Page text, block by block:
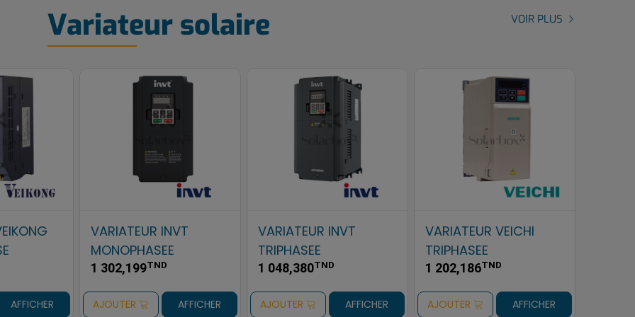
Variateur solaire VOIR PLUS
AFFICHER
VARIATEUR VEICHI
TRIPHASEE
1 202,186TND
AJOUTER AFFICHER
VARIATEUR MICNO
TRIPHASEE
1 035,999TND
AJOUTER AFFICHER
VARIATEUR VEICHI
MONOPHASE
1 492,736TND
AJOUTER AFFICHER